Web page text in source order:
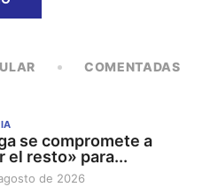
COMENTADAS
se compromete a
el resto» para...
de 2026